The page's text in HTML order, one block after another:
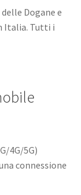
Dogane e
Italia. Tutti i
4G/5G)
connessione